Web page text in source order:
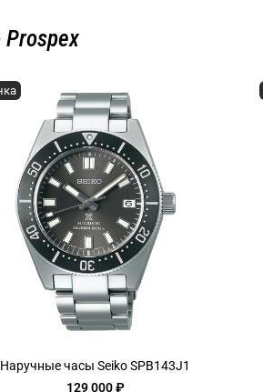
Наручные часы Seiko SPB143J1
129 000 ₽